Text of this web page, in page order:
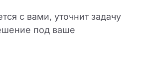
с вами, уточнит задачу
под ваше